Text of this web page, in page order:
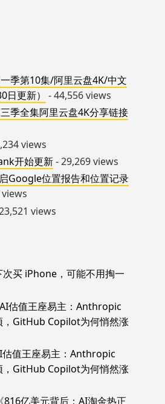
一季第10集/阿里云盘4K/中文
日更新）
- 44,556 views
三季全集阿里云盘4K分享链接
views
开始更新- 29,269 views
Google位置报告和位置记录
views
次买 iPhone，可能不用掏一
AI估值王座易主：Anthropic
，GitHub Copilot为何悄然涨
估值王座易主：Anthropic
，GitHub Copilot为何悄然涨
816亿美元背后：AI淘金热正